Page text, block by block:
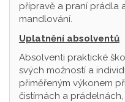
přípravě a praní prádla
mandlování.
Uplatnění absolventů
Absolventi praktické
svých možností a
přiměřeným výkonem
čistírnách a